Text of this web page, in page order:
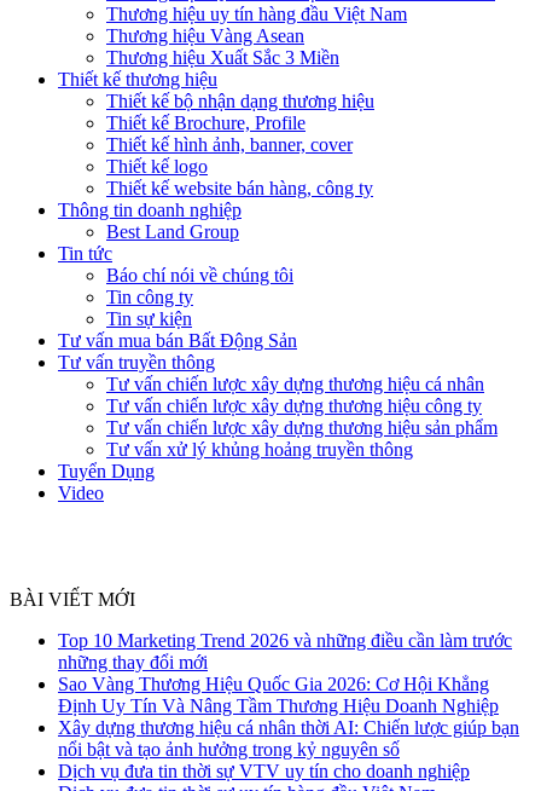
Thương hiệu uy tín hàng đầu Việt Nam
Thương hiệu Vàng Asean
Thương hiệu Xuất Sắc 3 Miền
Thiết kế thương hiệu
Thiết kế bộ nhận dạng thương hiệu
Thiết kế Brochure, Profile
Thiết kế hình ảnh, banner, cover
Thiết kế logo
Thiết kế website bán hàng, công ty
Thông tin doanh nghiệp
Best Land Group
Tin tức
Báo chí nói về chúng tôi
Tin công ty
Tin sự kiện
Tư vấn mua bán Bất Động Sản
Tư vấn truyền thông
Tư vấn chiến lược xây dựng thương hiệu cá nhân
Tư vấn chiến lược xây dựng thương hiệu công ty
Tư vấn chiến lược xây dựng thương hiệu sản phẩm
Tư vấn xử lý khủng hoảng truyền thông
Tuyển Dụng
Video
BÀI VIẾT MỚI
Top 10 Marketing Trend 2026 và những điều cần làm trước
những thay đổi mới
Sao Vàng Thương Hiệu Quốc Gia 2026: Cơ Hội Khẳng
Định Uy Tín Và Nâng Tầm Thương Hiệu Doanh Nghiệp
Xây dựng thương hiệu cá nhân thời AI: Chiến lược giúp bạn
nổi bật và tạo ảnh hưởng trong kỷ nguyên số
Dịch vụ đưa tin thời sự VTV uy tín cho doanh nghiệp